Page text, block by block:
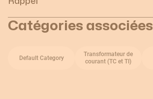
Catégories associées
Default Category
Transformateur de
courant (TC et TI)